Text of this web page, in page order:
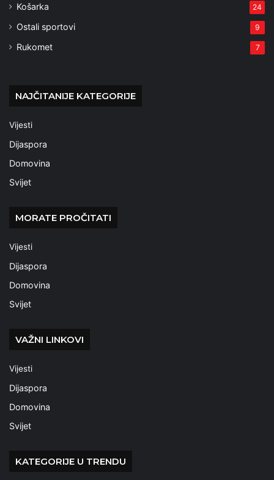
Košarka 24
Ostali sportovi 9
Rukomet 7
NAJČITANIJE KATEGORIJE
Vijesti
Dijaspora
Domovina
Svijet
MORATE PROČITATI
Vijesti
Dijaspora
Domovina
Svijet
VAŽNI LINKOVI
Vijesti
Dijaspora
Domovina
Svijet
KATEGORIJE U TRENDU